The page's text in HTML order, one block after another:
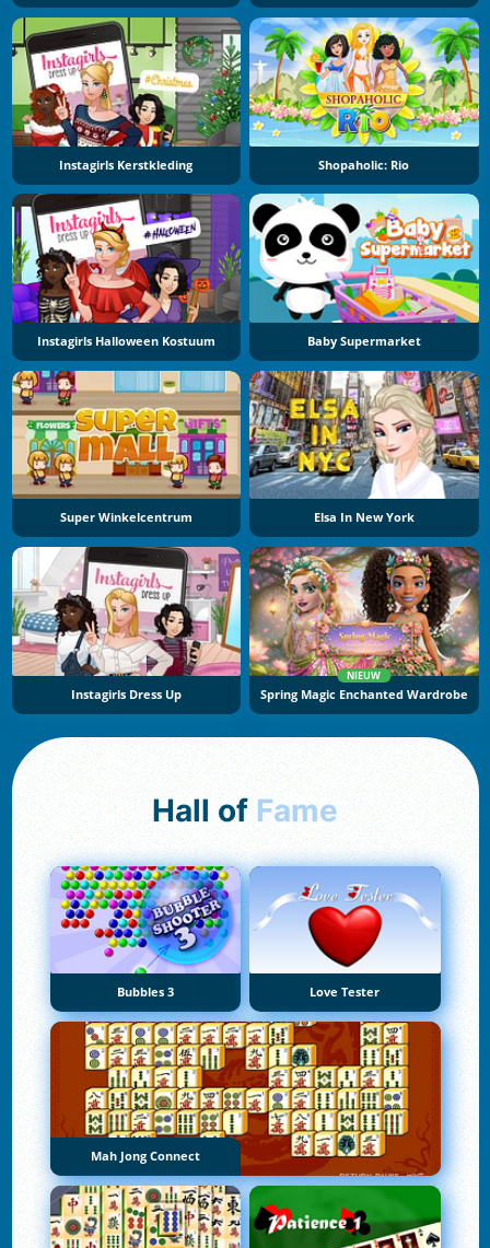
Instagirls Kerstkleding Shopaholic: Rio
Instagirls Halloween Kostuum Baby Supermarket
Super Winkelcentrum Elsa In New York
Instagirls Dress Up
NIEUW
Spring Magic Enchanted Wardrobe
Hall of Fame
Bubbles 3 Love Tester
Mah Jong Connect